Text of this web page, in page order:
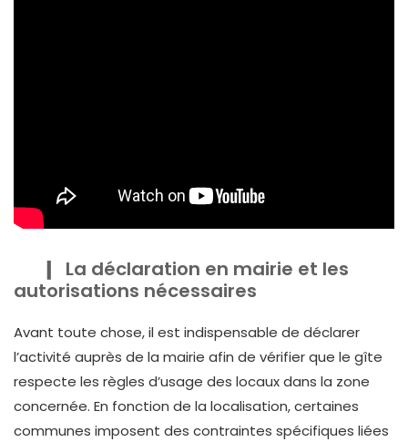
La déclaration en mairie et les
autorisations nécessaires
Avant toute chose, il est indispensable de déclarer
l’activité auprès de la mairie afin de vérifier que le gîte
respecte les règles d’usage des locaux dans la zone
concernée. En fonction de la localisation, certaines
communes imposent des contraintes spécifiques liées